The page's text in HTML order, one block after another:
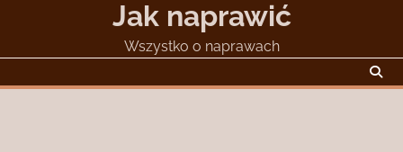
Jak naprawić
Wszystko o naprawach